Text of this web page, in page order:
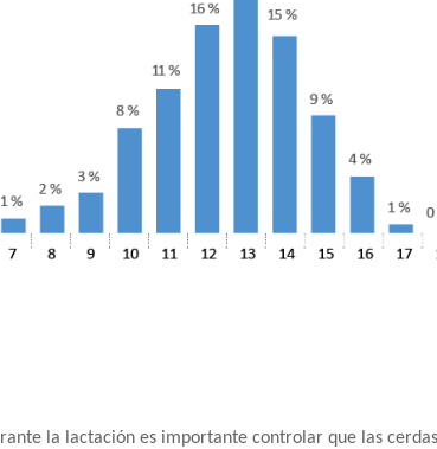
la lactación es importante controlar que las